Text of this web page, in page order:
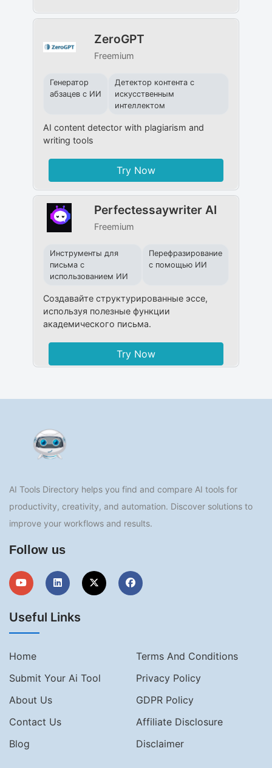
ZeroGPT
Freemium
Генератор
абзацев с ИИ
Детектор контента с
искусственным
интеллектом
AI content detector with plagiarism and
writing tools
Try Now
Perfectessaywriter AI
Freemium
Инструменты для
письма с
использованием ИИ
Перефразирование
с помощью ИИ
Создавайте структурированные эссе,
используя полезные функции
академического письма.
Try Now
AI Tools Directory helps you find and compare AI tools for
productivity, creativity, and automation. Discover solutions to
improve your workflows and results.
Follow us
Useful Links
Home
Terms And Conditions
Submit Your Ai Tool
Privacy Policy
About Us
GDPR Policy
Contact Us
Affiliate Disclosure
Blog
Disclaimer